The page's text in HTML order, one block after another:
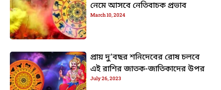
নেমে আসবে নেতিবাচক প্রভাব
March 10, 2024
প্রায় দু’বছর শনিদেবের রোষ চলবে
এই রাশির জাতক-জাতিকাদের উপর
July 26, 2023